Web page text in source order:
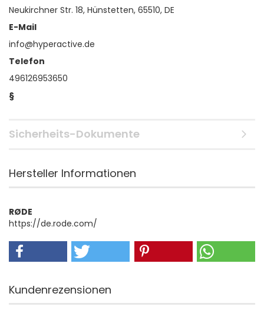
Neukirchner Str. 18, Hünstetten, 65510, DE
E-Mail
info@hyperactive.de
Telefon
496126953650
§
Sicherheits-Dokumente
Hersteller Informationen
RØDE
https://de.rode.com/
Kundenrezensionen